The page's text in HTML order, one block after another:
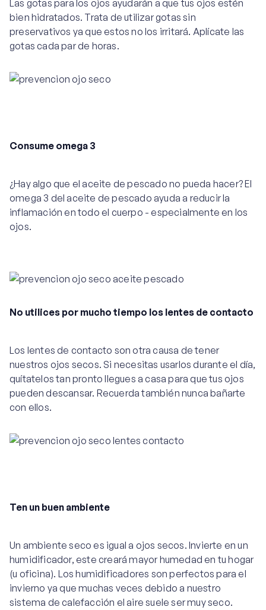
Las gotas para los ojos ayudarán a que tus ojos estén
bien hidratados. Trata de utilizar gotas sin
preservativos ya que estos no los irritará. Aplícate las
gotas cada par de horas.
Consume omega 3
¿Hay algo que el aceite de pescado no pueda hacer? El
omega 3 del aceite de pescado ayuda a reducir la
inflamación en todo el cuerpo - especialmente en los
ojos.
No utilices por mucho tiempo los lentes de contacto
Los lentes de contacto son otra causa de tener
nuestros ojos secos. Si necesitas usarlos durante el día,
quítatelos tan pronto llegues a casa para que tus ojos
pueden descansar. Recuerda también nunca bañarte
con ellos.
Ten un buen ambiente
Un ambiente seco es igual a ojos secos. Invierte en un
humidificador, este creará mayor humedad en tu hogar
(u oficina). Los humidificadores son perfectos para el
invierno ya que muchas veces debido a nuestro
sistema de calefacción el aire suele ser muy seco.